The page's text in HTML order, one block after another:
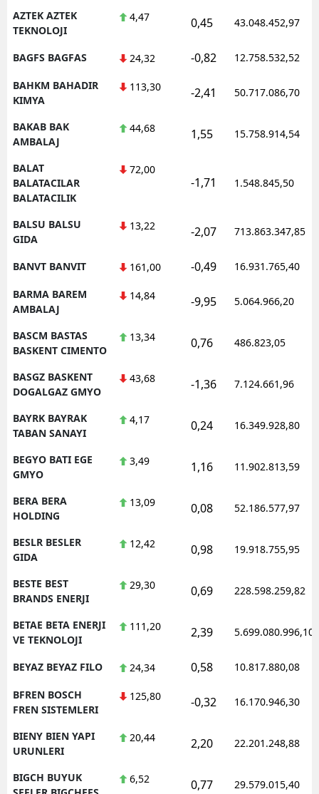
AZTEK AZTEK
TEKNOLOJI
4,47 0,45 43.048.452,97
BAGFS BAGFAS 24,32 -0,82 12.758.532,52
BAHKM BAHADIR
KIMYA
113,30 -2,41 50.717.086,70
BAKAB BAK
AMBALAJ
44,68 1,55 15.758.914,54
BALAT
BALATACILAR
BALATACILIK
72,00
-1,71 1.548.845,50
BALSU BALSU
GIDA
13,22 -2,07 713.863.347,85
BANVT BANVIT 161,00 -0,49 16.931.765,40
BARMA BAREM
AMBALAJ
14,84 -9,95 5.064.966,20
BASCM BASTAS
BASKENT CIMENTO
13,34 0,76 486.823,05
BASGZ BASKENT
DOGALGAZ GMYO
43,68 -1,36 7.124.661,96
BAYRK BAYRAK
TABAN SANAYI
4,17 0,24 16.349.928,80
BEGYO BATI EGE
GMYO
3,49 1,16 11.902.813,59
BERA BERA
HOLDING
13,09 0,08 52.186.577,97
BESLR BESLER
GIDA
12,42 0,98 19.918.755,95
BESTE BEST
BRANDS ENERJI
29,30 0,69 228.598.259,82
BETAE BETA ENERJI
VE TEKNOLOJI
111,20 2,39 5.699.080.996,10
BEYAZ BEYAZ FILO 24,34 0,58 10.817.880,08
BFREN BOSCH
FREN SISTEMLERI
125,80 -0,32 16.170.946,30
BIENY BIEN YAPI
URUNLERI
20,44 2,20 22.201.248,88
BIGCH BUYUK
6,52 0,77 29.579.015,40